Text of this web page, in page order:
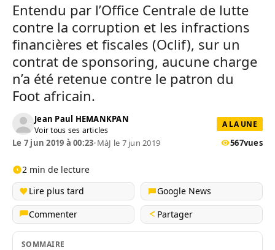
Entendu par l’Office Centrale de lutte
contre la corruption et les infractions
financières et fiscales (Oclif), sur un
contrat de sponsoring, aucune charge
n’a été retenue contre le patron du
Foot africain.
Jean Paul HEMANKPAN
Voir tous ses articles
A LA UNE
Le 7 jun 2019 à 00:23•MàJ le 7 jun 2019 567vues
2 min de lecture
Lire plus tard
Google News
Commenter
Partager
SOMMAIRE